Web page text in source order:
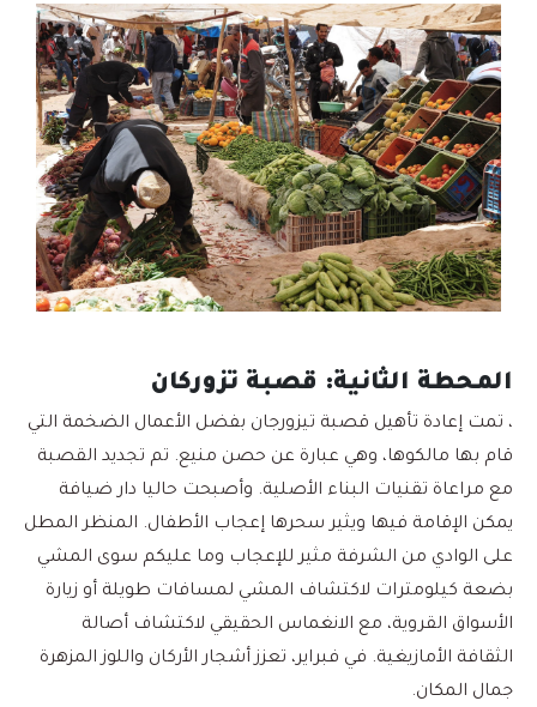
المحطة الثانية: قصبة تزوركان
، تمت إعادة تأهيل قصبة تيزورجان بفضل الأعمال الضخمة التي
قام بها مالكوها، وهي عبارة عن حصن منيع. تم تجديد القصبة
مع مراعاة تقنيات البناء الأصلية. وأصبحت حاليا دار ضيافة
يمكن الإقامة فيها ويثير سحرها إعجاب الأطفال. المنظر المطل
على الوادي من الشرفة مثير للإعجاب وما عليكم سوى المشي
بضعة كيلومترات لاكتشاف المشي لمسافات طويلة أو زيارة
الأسواق القروية، مع الانغماس الحقيقي لاكتشاف أصالة
الثقافة الأمازيغية. في فبراير، تعزز أشجار الأركان واللوز المزهرة
جمال المكان.